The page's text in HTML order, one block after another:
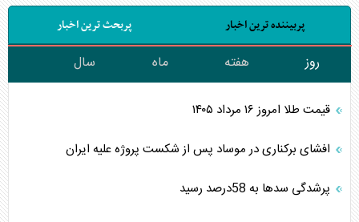
پربیننده ترین اخبار پربحث ترین اخبار
روز هفته ماه سال
قیمت طلا امروز ۱۶ مرداد ۱۴۰۵
افشای برکناری در موساد پس از شکست پروژه علیه ایران
پرشدگی سدها به 58درصد رسید